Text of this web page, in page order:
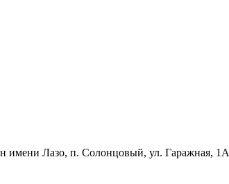
имени Лазо, п. Солонцовый, ул. Гаражная, 1А